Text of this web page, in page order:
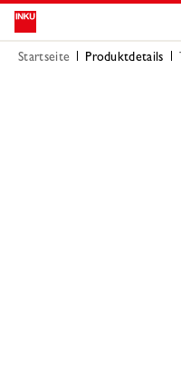
Startseite Produktdetails